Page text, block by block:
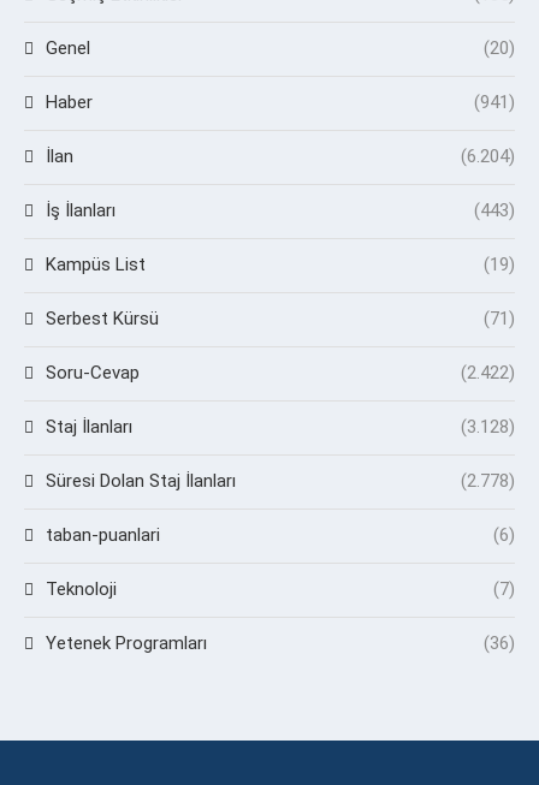
Genel (20)
Haber (941)
İlan (6.204)
İş İlanları (443)
Kampüs List (19)
Serbest Kürsü (71)
Soru-Cevap (2.422)
Staj İlanları (3.128)
Süresi Dolan Staj İlanları (2.778)
taban-puanlari (6)
Teknoloji (7)
Yetenek Programları (36)